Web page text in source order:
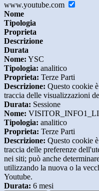
www.youtube.com
Nome
Tipologia
Proprieta
Descrizione
Durata
Nome: YSC
Tipologia: analitico
Proprieta: Terze Parti
Descrizione: Questo cookie
traccia delle visualizzazioni
Durata: Sessione
Nome:
Tipologia: analitico
Proprieta: Terze Parti
Descrizione: Questo cookie
traccia delle preferenze
nei siti; può anche
utilizzando la nuova o la
Youtube.
Durata: 6 mesi